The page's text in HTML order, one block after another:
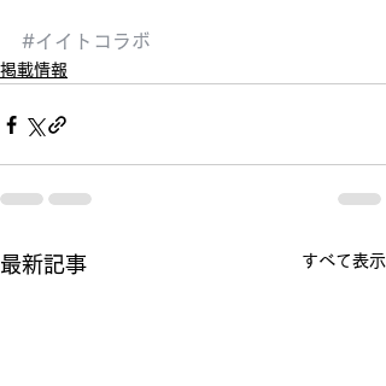
#イイトコラボ
掲載情報
最新記事 すべて表示